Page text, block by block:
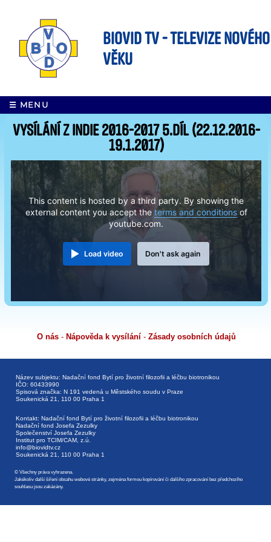
BIOVID TV - Televize nového
věku
☰ MENU
Vysílání z Indie 2016-2017 5.díl (22.12.2016-
19.1.2017)
This content is hosted by a third party. By showing the
external content you accept the terms and conditionsof
youtube.com.
Load video Don't ask again
O nás- Nápověda k vysílání- Zásady osobních údajů
Název subjektu: Nadační fond Bytí pro životní filozofii a léčbu biotronikou
IČO: 60433990
Spisová značka: N 191 vedená u Městského soudu v Praze
Soukenická 21, 110 00 Praha 1
Kontakt: Nadační fond Bytí pro životní filozofii a léčbu biotronikou
Nadační fond Josefa Zezulky
Společenství Josefa Zezulky
Institut pro TCIM/CAM, z.ú.
info@biovidtv.cz
Soukenická 21, 110 00 Praha 1
© Všechny práva vyhrazena.
Jakékoliv další šíření obsahu webové stránky, zejména formou kopírování či dalšího zpracování bez předchozího
souhlasu jsou zakázány.